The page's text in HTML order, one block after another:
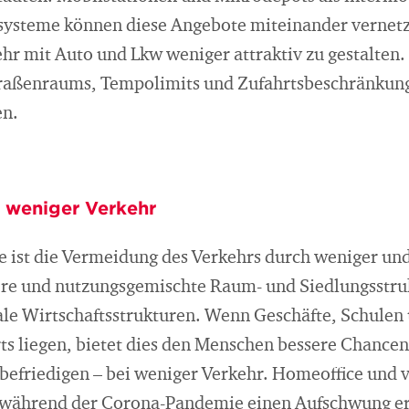
können diese Angebote miteinander
mit Auto und Lkw weniger attraktiv zu
Tempolimits und
Verkehr
ist die Vermeidung des Verkehrs durch weniger
und nutzungsgemischte Raum- und
Wirtschaftsstrukturen. Wenn Geschäfte,
liegen, bietet dies den Menschen bessere
– bei weniger Verkehr. Homeoffice und
der Corona-Pandemie einen Aufschwung